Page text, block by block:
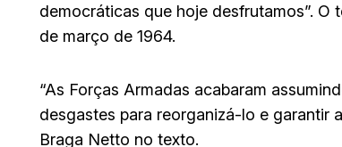
democráticas que hoje desfrutamos”.
de março de 1964.
“As Forças Armadas acabaram
desgastes para reorganizá-lo e garantir
Braga Netto no texto.